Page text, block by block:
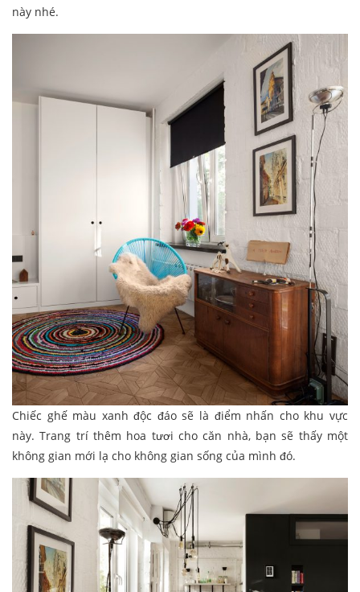
này nhé.
Chiếc ghế màu xanh độc đáo sẽ là điểm nhấn cho khu vực
này. Trang trí thêm hoa tươi cho căn nhà, bạn sẽ thấy một
không gian mới lạ cho không gian sống của mình đó.